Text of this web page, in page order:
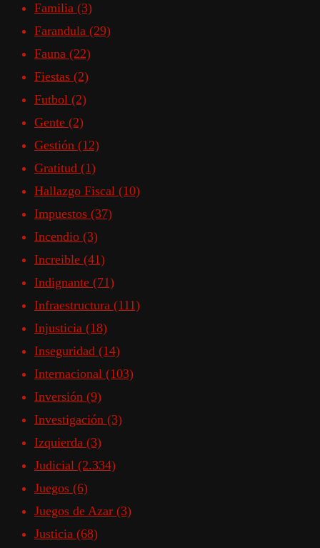
Familia (3)
Farandula (29)
Fauna (22)
Fiestas (2)
Futbol (2)
Gente (2)
Gestión (12)
Gratitud (1)
Hallazgo Fiscal (10)
Impuestos (37)
Incendio (3)
Increible (41)
Indignante (71)
Infraestructura (111)
Injusticia (18)
Inseguridad (14)
Internacional (103)
Inversión (9)
Investigación (3)
Izquierda (3)
Judicial (2.334)
Juegos (6)
Juegos de Azar (3)
Justicia (68)